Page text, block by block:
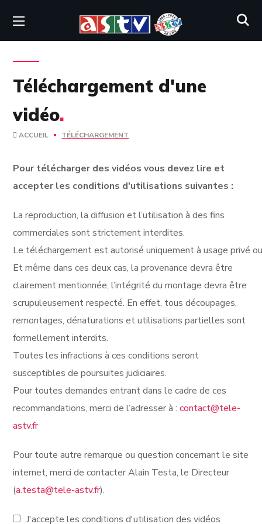
Téléchargement d'une
vidéo.
ACCUEIL TÉLÉCHARGEMENT
Pour télécharger des vidéos vous devez lire et
accepter les conditions d'utilisations suivantes :
La reproduction, la diffusion et l’utilisation à des fins
commerciales sont strictement interdites.
Le téléchargement est autorisé uniquement à usage privé
Et même dans ces deux cas, la provenance devra être
clairement mentionnée, l’intégrité du montage devra être
scrupuleusement respecté. En effet, tous découpages,
remontages, dénaturations et utilisations partielles sont
formellement interdits.
Toutes les infractions à ces conditions seront
susceptibles de poursuites judiciaires.
Pour toutes demandes entrant dans le cadre de ces
recommandations, merci de l’adresser à :contact@tele-
astv.fr
Pour toute autre remarque ou question concernant le site
internet, merci de contacter Alain Testa, le Directeur
(a.testa@tele-astv.fr).
J'accepte les conditions d'utilisation des vidéos